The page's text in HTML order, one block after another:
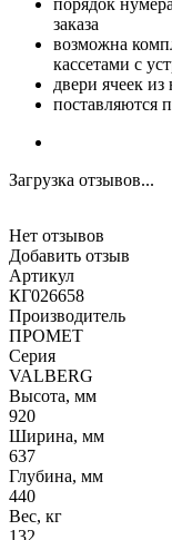
заказа
возможна
кассетами с
двери ячеек
поставляются
Загрузка отзывов...
Нет отзывов
Добавить отзыв
Артикул
КГ026658
Производитель
ПРОМЕТ
Серия
VALBERG
Высота, мм
920
Ширина, мм
637
Глубина, мм
440
Вес, кг
132